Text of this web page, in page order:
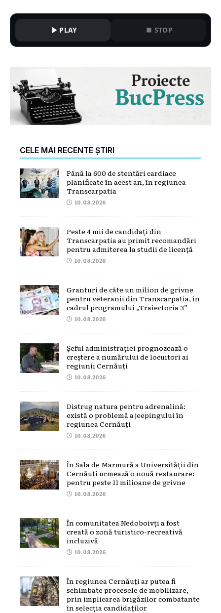
PLAY STOP
CELE MAI RECENTE ȘTIRI
Până la 600 de stentări cardiace
planificate în acest an, în regiunea
Transcarpatia
10.08.2026
Peste 4 mii de candidați din
Transcarpatia au primit recomandări
pentru admiterea la studii de licență
10.08.2026
Granturi de câte un milion de grivne
pentru veteranii din Transcarpatia, în
cadrul programului „Traiectoria 3”
10.08.2026
Șeful administrației prognozează o
creștere a numărului de locuitori ai
regiunii Cernăuți
10.08.2026
Distrug natura pentru adrenalină:
există o problemă a jeepingului în
regiunea Cernăuți
10.08.2026
În Sala de Marmură a Universității din
Cernăuți urmează o nouă restaurare:
pentru peste 11 milioane de grivne
10.08.2026
În comunitatea Nedoboivți a fost
creată o zonă turistico-recreativă
incluzivă
10.08.2026
În regiunea Cernăuți ar putea fi
schimbate procesele de mobilizare,
prin implicarea brigăzilor combatante
în selecția candidaților